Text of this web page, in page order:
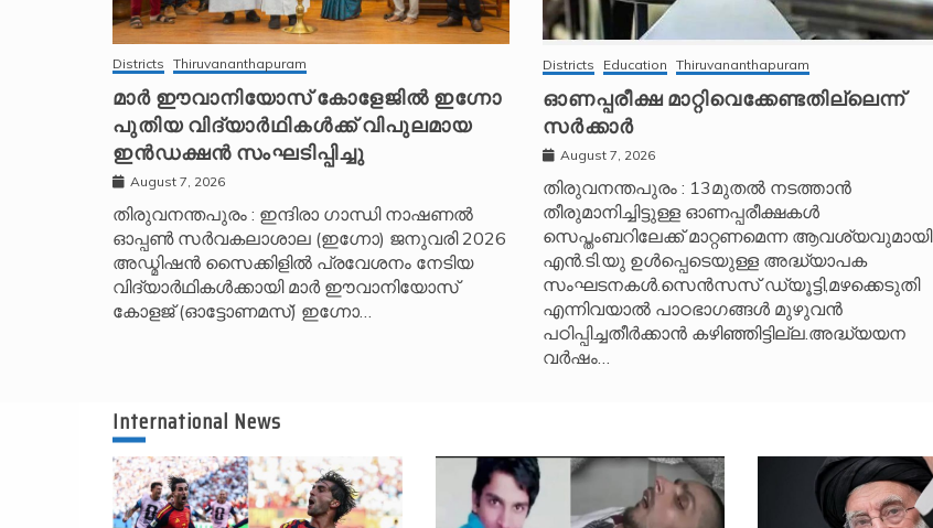
Districts Thiruvananthapuram
മാർ ഈവാനിയോസ് കോളേജിൽ ഇഗ്നോ
പുതിയ വിദ്യാർഥികൾക്ക് വിപുലമായ
ഇൻഡക്ഷൻ സംഘടിപ്പിച്ചു
August 7, 2026
തിരുവനന്തപുരം : ഇന്ദിരാ ഗാന്ധി നാഷണൽ
ഓപ്പൺ സർവകലാശാല (ഇഗ്നോ) ജനുവരി 2026
അഡ്മിഷൻ സൈക്കിളിൽ പ്രവേശനം നേടിയ
വിദ്യാർഥികൾക്കായി മാർ ഈവാനിയോസ്
കോളജ് (ഓട്ടോണമസ്) ഇഗ്നോ…
Districts Education Thiruvananthapuram
ഓണപ്പരീക്ഷ മാറ്റിവെക്കേണ്ടതില്ലെന്ന്
സർക്കാർ
August 7, 2026
തിരുവനന്തപുരം : 13മുതൽ നടത്താൻ
തീരുമാനിച്ചിട്ടുള്ള ഓണപ്പരീക്ഷകൾ
സെപ്തംബറിലേക്ക് മാറ്റണമെന്ന ആവശ്യവുമായി
എൻ.ടി.യു ഉൾപ്പെടെയുള്ള അദ്ധ്യാപക
സംഘടനകൾ.സെൻസസ് ഡ്യൂട്ടി,മഴക്കെടുതി
എന്നിവയാൽ പാഠഭാഗങ്ങൾ മുഴുവൻ
പഠിപ്പിച്ചതീർക്കാൻ കഴിഞ്ഞിട്ടില്ല.അദ്ധ്യയന
വർഷം…
International News